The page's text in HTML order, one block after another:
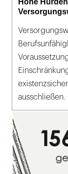
ausschließen.